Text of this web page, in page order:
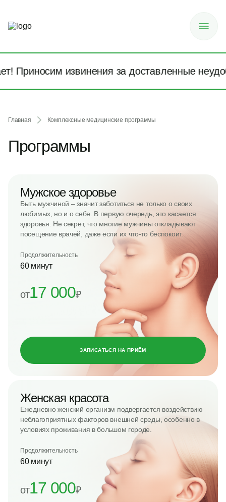
извинения за доставленные
Главная Комплексные медицинские программы
Программы
Мужское здоровье
Быть мужчиной – значит заботиться не только о своих
любимых, но и о себе. В первую очередь, это касается
здоровья. Не секрет, что многие мужчины откладывают
посещение врачей, даже если их что-то беспокоит.
Продолжительность
60 минут
от17 000₽
ЗАПИСАТЬСЯ НА ПРИЁМ
Женская красота
Ежедневно женский организм подвергается воздействию
неблагоприятных факторов внешней среды, особенно в
условиях проживания в большом городе.
Продолжительность
60 минут
от17 000₽